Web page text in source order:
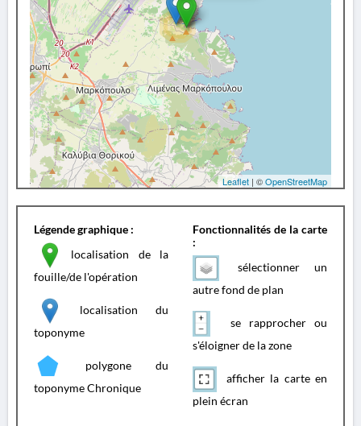
Leaflet | ©OpenStreetMap
Légende graphique :
localisation de la
fouille/de l'opération
localisation du
toponyme
polygone du
toponyme Chronique
Fonctionnalités de la carte
:
sélectionner un
autre fond de plan
se rapprocher ou
s'éloigner de la zone
afficher la carte en
plein écran